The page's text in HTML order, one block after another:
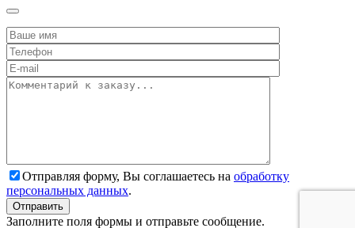
Отправляя форму, Вы соглашаетесь на обработку
персональных данных.
Заполните поля формы и отправьте сообщение.